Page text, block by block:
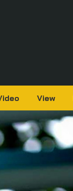
View